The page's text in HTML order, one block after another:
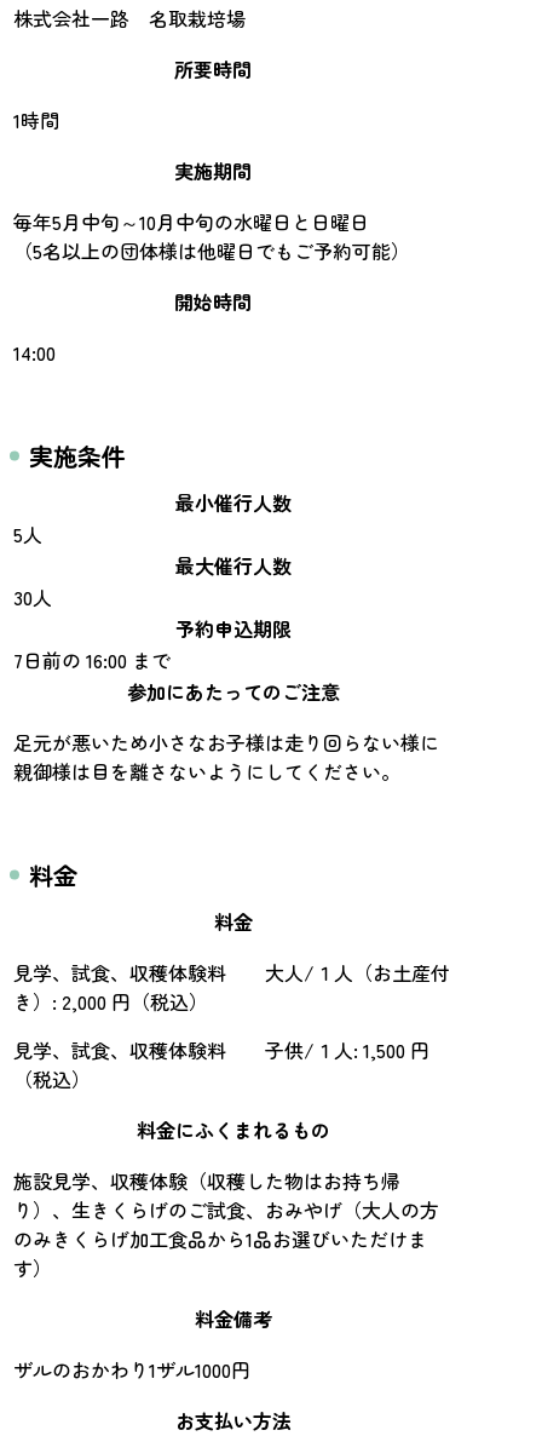
株式会社一路 名取栽培場
所要時間
1時間
実施期間
毎年5月中旬～10月中旬の水曜日と日曜日
（5名以上の団体様は他曜日でもご予約可能）
開始時間
14:00
実施条件
最小催行人数
5人
最大催行人数
30人
予約申込期限
7日前の 16:00 まで
参加にあたってのご注意
足元が悪いため小さなお子様は走り回らない様に
親御様は目を離さないようにしてください。
料金
料金
見学、試食、収穫体験料 大人/１人（お土産付
き）: 2,000 円（税込）
見学、試食、収穫体験料 子供/１人: 1,500 円
（税込）
料金にふくまれるもの
施設見学、収穫体験（収穫した物はお持ち帰
り）、生きくらげのご試食、おみやげ（大人の方
のみきくらげ加工食品から1品お選びいただけま
す）
料金備考
ザルのおかわり1ザル1000円
お支払い方法